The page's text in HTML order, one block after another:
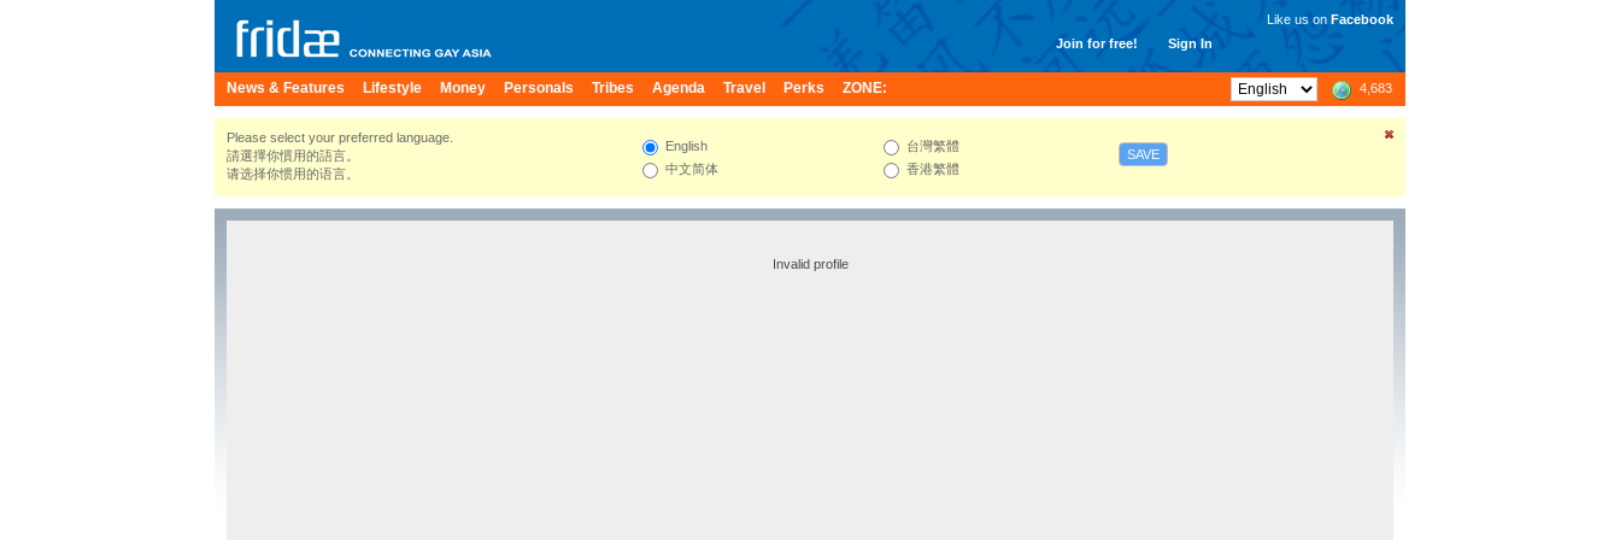
Join for free! Sign In
Like us on Facebook
News & Features Lifestyle Money Personals Tribes Agenda Travel Perks ZONE: 4,683
Please select your preferred language.
請選擇你慣用的語言。
请选择你惯用的语言。
English
中文简体
台灣繁體
香港繁體
SAVE
Invalid profile